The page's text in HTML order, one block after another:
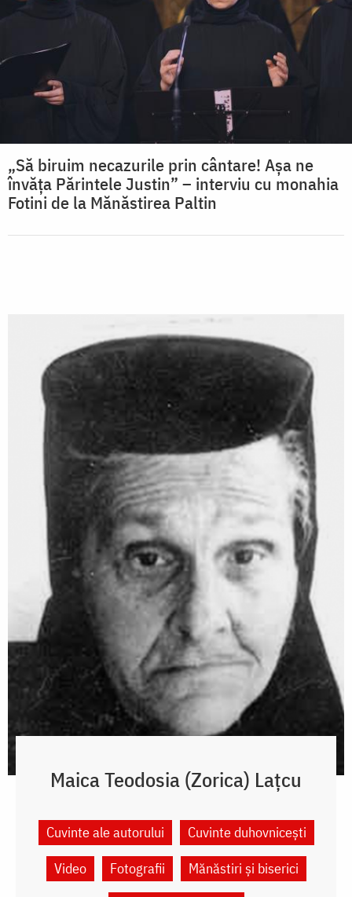
„Să biruim necazurile prin cântare! Așa ne
învăța Părintele Justin” – interviu cu monahia
Fotini de la Mănăstirea Paltin
Maica Teodosia (Zorica) Lațcu
Cuvinte ale autorului
Cuvinte duhovnicești
Video
Fotografii
Mănăstiri și biserici